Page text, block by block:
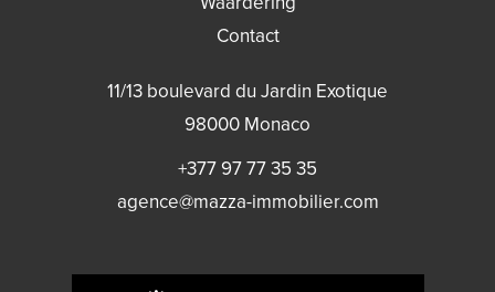
Contact
11/13 boulevard du Jardin Exotique
98000 Monaco
+377 97 77 35 35
agence@mazza-immobilier.com